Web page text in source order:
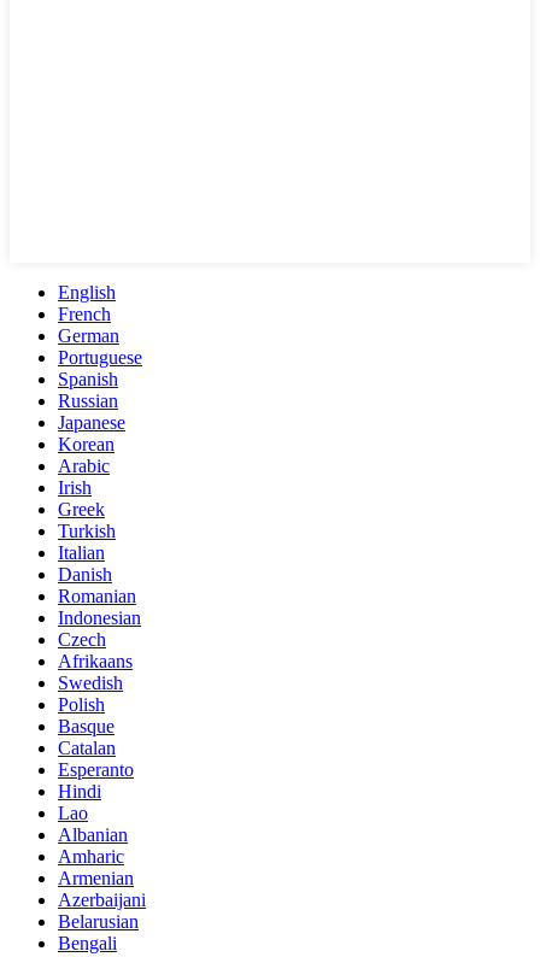
English
French
German
Portuguese
Spanish
Russian
Japanese
Korean
Arabic
Irish
Greek
Turkish
Italian
Danish
Romanian
Indonesian
Czech
Afrikaans
Swedish
Polish
Basque
Catalan
Esperanto
Hindi
Lao
Albanian
Amharic
Armenian
Azerbaijani
Belarusian
Bengali